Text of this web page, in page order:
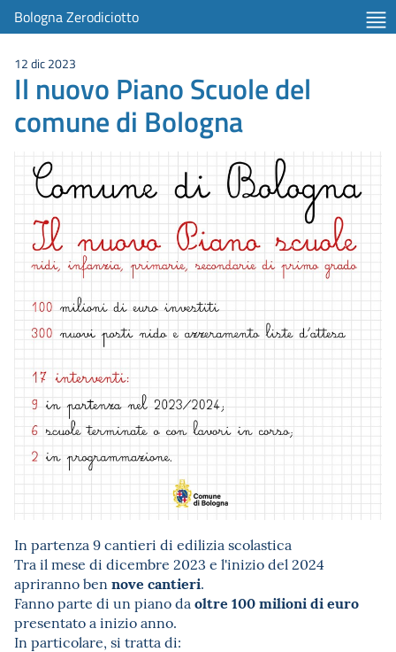
Bologna Zerodiciotto
12 dic 2023
Il nuovo Piano Scuole del
comune di Bologna
In partenza 9 cantieri di edilizia scolastica
Tra il mese di dicembre 2023 e l'inizio del 2024
apriranno ben nove cantieri.
Fanno parte di un piano da oltre 100 milioni di euro
presentato a inizio anno.
In particolare, si tratta di: